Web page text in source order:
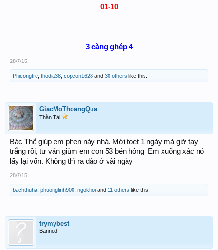
01-10​
3 càng ghép 4
28/7/15
Phicongtre thodia38 copcon1628 and 30 others like this.
GiacMoThoangQua
Thần Tài
Bác Thổ giúp em phen này nhá. Mới toẹt 1 ngày mà giờ tay
trắng rồi, tư vấn giùm em con 53 bén hông. Em xuống xác nó
lấy lại vốn. Không thì ra đảo ở vài ngày
28/7/15
bachthuha phuonglinh900 ngokhoi and 11 others like this.
trymybest
Banned